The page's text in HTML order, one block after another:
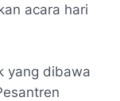
acara hari
yang dibawa